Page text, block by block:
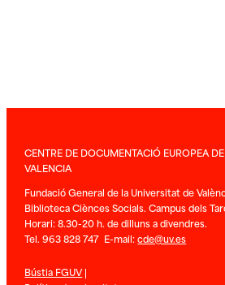
CENTRE DE DOCUMENTACIÓ EUROPEA
VALENCIA
Fundació General de la Universitat de
Biblioteca Ciènces Socials. Campus dels
Horari: 8.30-20 h. de dilluns a divendres.
Tel. 963 828 747 E-mail:cde@uv.es
Bústia FGUV|